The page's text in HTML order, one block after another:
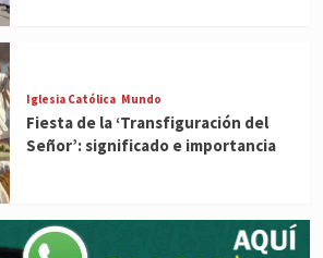
Iglesia Católica Mundo
Fiesta de la ‘Transfiguración del
Señor’: significado e importancia